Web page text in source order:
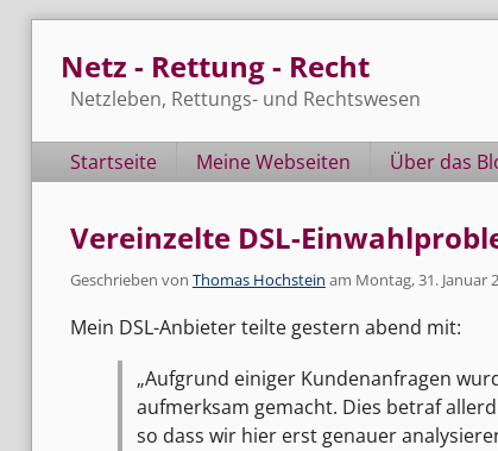
Netz - Rettung - Recht
Netzleben, Rettungs- und Rechtswesen
Navigation
Startseite Meine Webseiten Über das
Vereinzelte DSL-
Geschrieben von Thomas Hochstein am Montag, 31. Januar
Mein DSL-Anbieter teilte gestern abend mit:
Aufgrund einiger Kundenanfragen
aufmerksam gemacht. Dies betraf
so dass wir hier erst genauer